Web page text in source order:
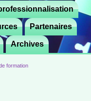
Partenaires
Archives
formation